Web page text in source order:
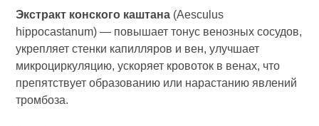
Экстракт конского каштана (Aesculus
hippocastanum) — повышает тонус венозных сосудов,
укрепляет стенки капилляров и вен, улучшает
микроциркуляцию, ускоряет кровоток в венах, что
препятствует образованию или нарастанию явлений
тромбоза.